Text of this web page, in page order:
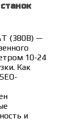
(380В) —
10-24
Как
и